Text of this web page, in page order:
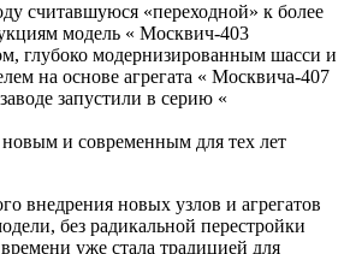
считавшуюся «переходной» к более
модель « Москвич-403
глубоко модернизированным шасси и
на основе агрегата « Москвича-407
запустили в серию «
новым и современным для тех лет
внедрения новых узлов и агрегатов
без радикальной перестройки
уже стала традицией для